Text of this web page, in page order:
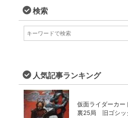
検索
人気記事ランキング
仮面ライダーカ
裏25局 旧ゴシッ